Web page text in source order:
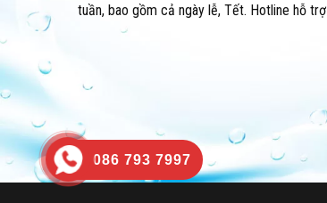
tuần, bao gồm cả ngày lễ, Tết. Hotline hỗ trợ
086 793 7997